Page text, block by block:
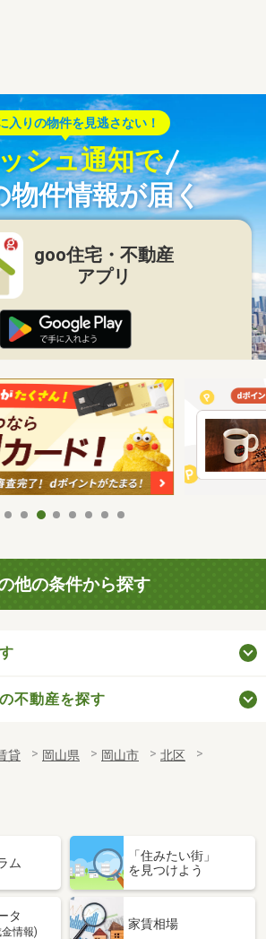
入りの物件を見逃さない！
シュ通知で
物件情報が届く
goo住宅・不動産
アプリ
他の条件から探す
不動産を探す
貸 岡山県 岡山市
北区
ム
「住みたい街」
を見つけよう
タ
情報)
家賃相場